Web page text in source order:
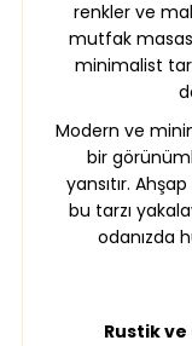
renkler ve
mutfak
minimalist
Modern ve
bir
yansıtır.
bu tarzı
odanızda
Rustik